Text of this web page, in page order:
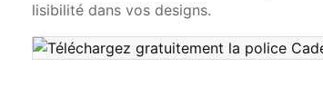
lisibilité dans vos designs.